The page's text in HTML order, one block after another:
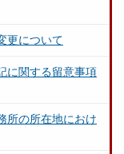
更について
に関する留意事項
所の所在地におけ